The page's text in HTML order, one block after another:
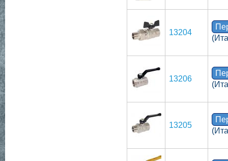
13204
13206
13205